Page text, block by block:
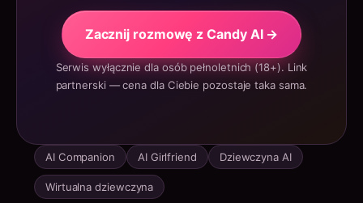
Zacznij rozmowę z Candy AI →
Serwis wyłącznie dla osób pełnoletnich (18+). Link
partnerski — cena dla Ciebie pozostaje taka sama.
AI Companion AI Girlfriend Dziewczyna AI
Wirtualna dziewczyna